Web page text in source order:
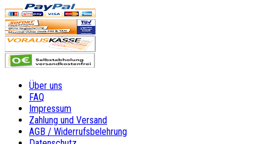
Über uns
FAQ
Impressum
Zahlung und Versand
AGB / Widerrufsbelehrung